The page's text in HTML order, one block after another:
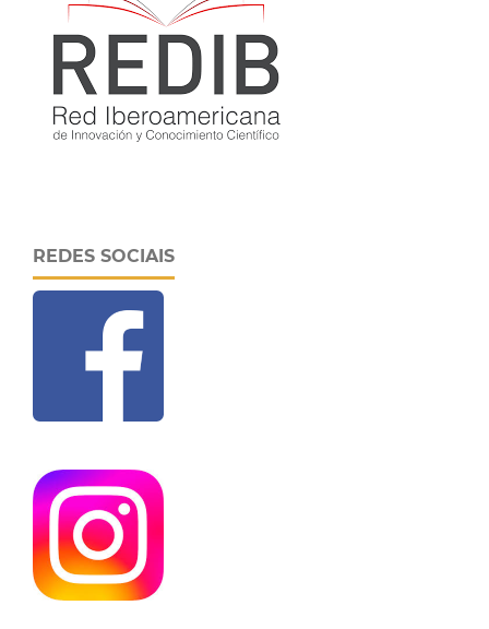
REDES SOCIAIS